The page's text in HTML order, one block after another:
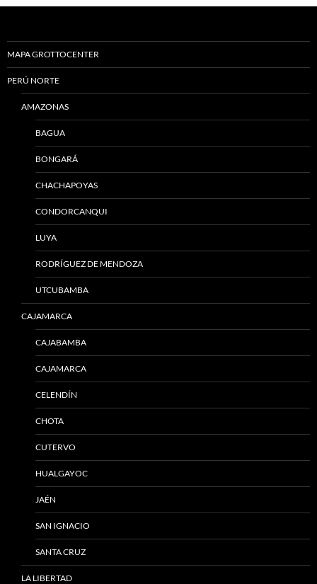
MAPA GROTTOCENTER
PERÚ NORTE
AMAZONAS
BAGUA
BONGARÁ
CHACHAPOYAS
CONDORCANQUI
LUYA
RODRÍGUEZ DE MENDOZA
UTCUBAMBA
CAJAMARCA
CAJABAMBA
CAJAMARCA
CELENDÍN
CHOTA
CUTERVO
HUALGAYOC
JAÉN
SAN IGNACIO
SANTA CRUZ
LA LIBERTAD